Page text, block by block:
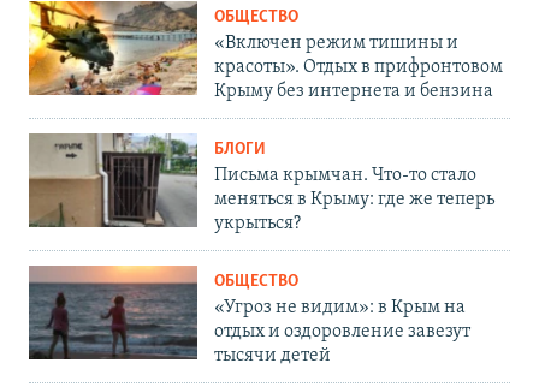
ОБЩЕСТВО
«Включен режим тишины и
красоты». Отдых в прифронтовом
Крыму без интернета и бензина
БЛОГИ
Письма крымчан. Что-то стало
меняться в Крыму: где же теперь
укрыться?
ОБЩЕСТВО
«Угроз не видим»: в Крым на
отдых и оздоровление завезут
тысячи детей